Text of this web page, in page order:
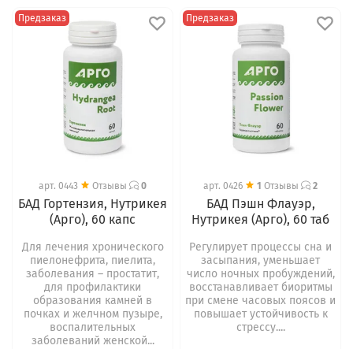
Предзаказ
арт. 0443 Отзывы 0
БАД Гортензия, Нутрикея
(Арго), 60 капс
Для лечения хронического
пиелонефрита, пиелита,
заболевания – простатит,
для профилактики
образования камней в
почках и желчном пузыре,
воспалительных
заболеваний женской...
Предзаказ
арт. 0426 1 Отзывы 2
БАД Пэшн Флауэр,
Нутрикея (Арго), 60 таб
Регулирует процессы сна и
засыпания, уменьшает
число ночных пробуждений,
восстанавливает биоритмы
при смене часовых поясов и
повышает устойчивость к
стрессу....